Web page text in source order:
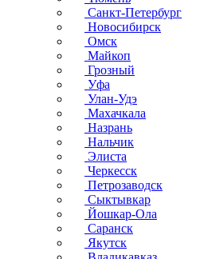
Санкт-Петербург
Новосибирск
Омск
Майкоп
Грозный
Уфа
Улан-Удэ
Махачкала
Назрань
Нальчик
Элиста
Черкесск
Петрозаводск
Сыктывкар
Йошкар-Ола
Саранск
Якутск